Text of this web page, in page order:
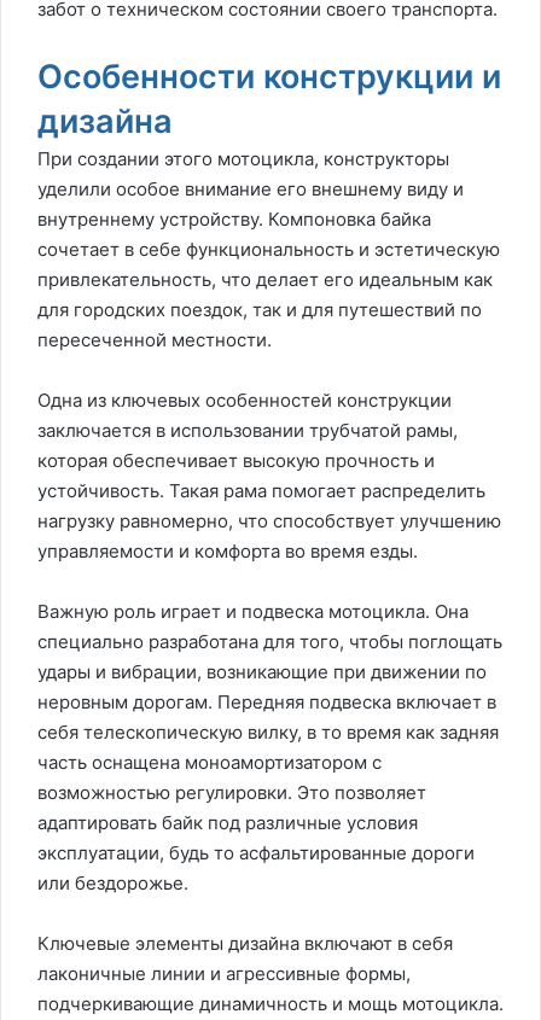
забот о техническом состоянии своего транспорта.
Особенности конструкции и
дизайна
При создании этого мотоцикла, конструкторы
уделили особое внимание его внешнему виду и
внутреннему устройству. Компоновка байка
сочетает в себе функциональность и эстетическую
привлекательность, что делает его идеальным как
для городских поездок, так и для путешествий по
пересеченной местности.
Одна из ключевых особенностей конструкции
заключается в использовании трубчатой рамы,
которая обеспечивает высокую прочность и
устойчивость. Такая рама помогает распределить
нагрузку равномерно, что способствует улучшению
управляемости и комфорта во время езды.
Важную роль играет и подвеска мотоцикла. Она
специально разработана для того, чтобы поглощать
удары и вибрации, возникающие при движении по
неровным дорогам. Передняя подвеска включает в
себя телескопическую вилку, в то время как задняя
часть оснащена моноамортизатором с
возможностью регулировки. Это позволяет
адаптировать байк под различные условия
эксплуатации, будь то асфальтированные дороги
или бездорожье.
Ключевые элементы дизайна включают в себя
лаконичные линии и агрессивные формы,
подчеркивающие динамичность и мощь мотоцикла.